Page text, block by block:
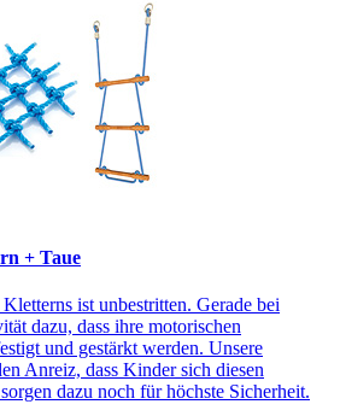
+ Taue
ist unbestritten. Gerade bei
dazu, dass ihre motorischen
und gestärkt werden. Unsere
Anreiz, dass Kinder sich diesen
dazu noch für höchste Sicherheit.